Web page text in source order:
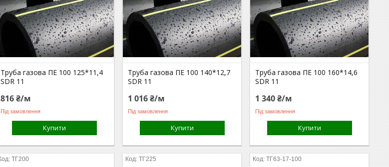
Труба газова ПЕ 100 125*11,4
SDR 11
816 ₴/м
Під замовлення
Купити
Труба газова ПЕ 100 140*12,7
SDR 11
1 016 ₴/м
Під замовлення
Купити
Труба газова ПЕ 100 160*14,6
SDR 11
1 340 ₴/м
Під замовлення
Купити
ТГ200 ТГ225 ТГ63-17-100